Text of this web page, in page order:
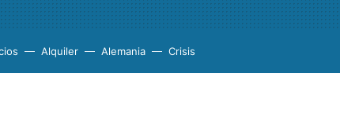
Alquiler Alemania Crisis